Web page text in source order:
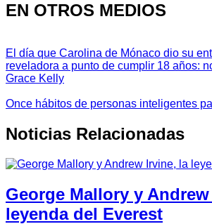
EN OTROS MEDIOS
El día que Carolina de Mónaco dio su
reveladora a punto de cumplir 18 años:
Grace Kelly
Once hábitos de personas inteligentes
Noticias Relacionadas
George Mallory y
leyenda del Everest